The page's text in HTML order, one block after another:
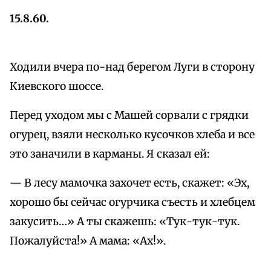
15.8.60.
Ходили вчера по-над берегом Луги в сторону
Киевского шоссе.
Перед уходом мы с Машей сорвали с грядки
огурец, взяли несколько кусочков хлеба и все
это заначили в карманы. Я сказал ей:
— В лесу мамочка захочет есть, скажет: «Эх,
хорошо бы сейчас огурчика съесть и хлебцем
закусить…» А ты скажешь: «Тук-тук-тук.
Пожалуйста!» А мама: «Ах!».